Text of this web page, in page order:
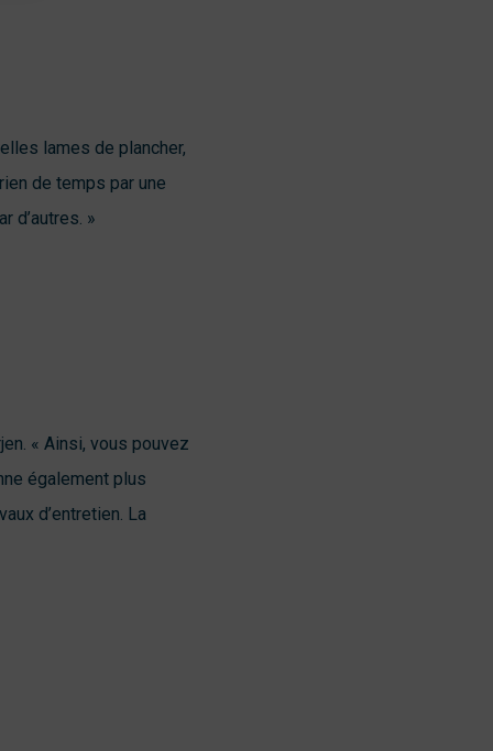
lames de plancher,
de temps par une
d’autres. »
« Ainsi, vous pouvez
également plus
d’entretien. La